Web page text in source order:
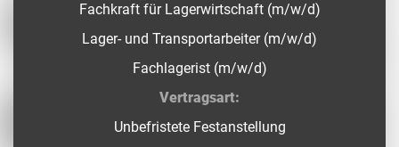
Fachkraft für Lagerwirtschaft (m/w/d)
Lager- und Transportarbeiter (m/w/d)
Fachlagerist (m/w/d)
Vertragsart:
Unbefristete Festanstellung